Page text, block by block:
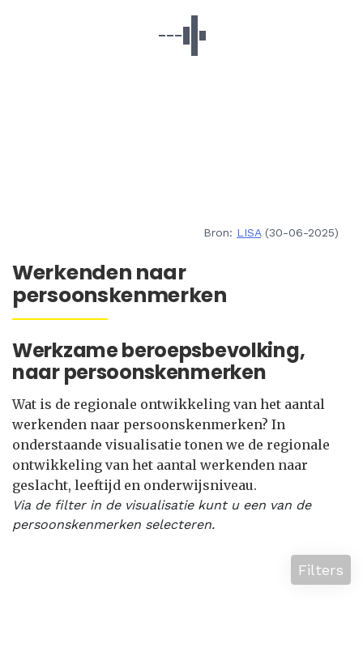
Bron: LISA(30-06-2025)
Werkenden naar
persoonskenmerken
Werkzame beroepsbevolking,
naar persoonskenmerken
Wat is de regionale ontwikkeling van het aantal
werkenden naar persoonskenmerken? In
onderstaande visualisatie tonen we de regionale
ontwikkeling van het aantal werkenden naar
geslacht, leeftijd en onderwijsniveau.
Via de filter in de visualisatie kunt u een van de
persoonskenmerken selecteren.
Filters